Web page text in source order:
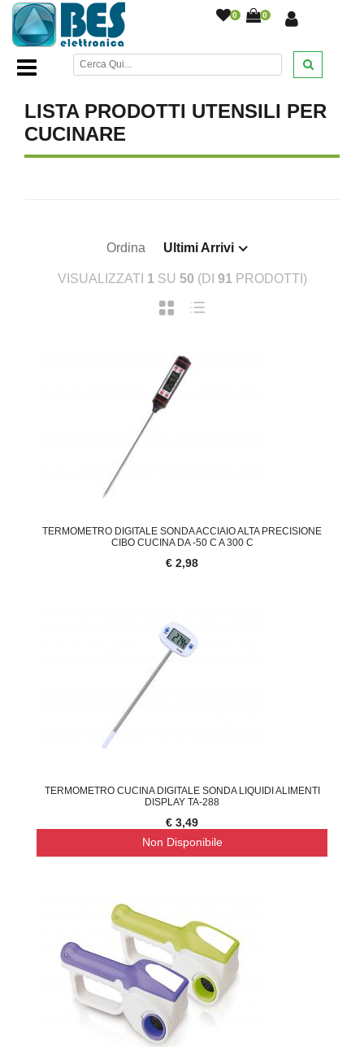
0 0
Home Page/CASA
LISTA PRODOTTI UTENSILI PER
CUCINARE
Ordina Ultimi Arrivi
VISUALIZZATI 1 SU 50 (DI 91 PRODOTTI)
TERMOMETRO DIGITALE SONDA ACCIAIO ALTA PRECISIONE
CIBO CUCINA DA -50 C A 300 C
€ 2,98
TERMOMETRO CUCINA DIGITALE SONDA LIQUIDI ALIMENTI
DISPLAY TA-288
€ 3,49
Non Disponibile